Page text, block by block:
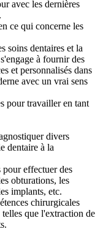
avec les dernières
ce qui concerne les
soins dentaires et la
à fournir des
et personnalisés dans
avec un vrai sens
pour travailler en tant
divers
dentaire à la
effectuer des
obturations, les
implants, etc.
chirurgicales
que l'extraction de